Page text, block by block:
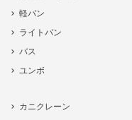
軽バン
ライトバン
バス
ユンボ
カニクレーン